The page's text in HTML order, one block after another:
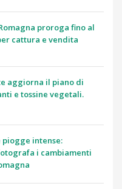
proroga fino al
cattura e vendita
aggiorna il piano di
e tossine vegetali.
intense:
i cambiamenti